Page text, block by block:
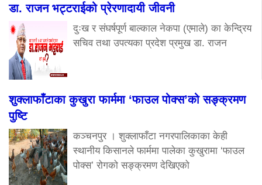
डा. राजन भट्टराईको प्रेरणादायी जीवनी
दुःख र संघर्षपूर्ण बाल्काल नेकपा (एमाले) का केन्द्रिय
सचिव तथा उपत्यका प्रदेश प्रमुख डा. राजन
शुक्लाफाँटाका कुखुरा फार्ममा ‘फाउल पोक्स’को सङ्क्रमण
पुष्टि
कञ्चनपुर । शुक्लाफाँटा नगरपालिकाका केही
स्थानीय किसानले फार्ममा पालेका कुखुरामा ‘फाउल
पोक्स’ रोगको सङ्क्रमण देखिएको